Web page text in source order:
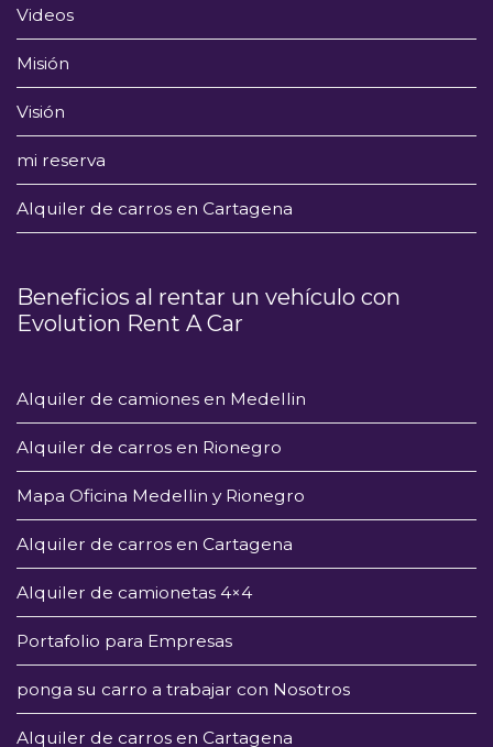
Videos
Misión
Visión
mi reserva
Alquiler de carros en Cartagena
Beneficios al rentar un vehículo con
Evolution Rent A Car
Alquiler de camiones en Medellin
Alquiler de carros en Rionegro
Mapa Oficina Medellin y Rionegro
Alquiler de carros en Cartagena
Alquiler de camionetas 4×4
Portafolio para Empresas
ponga su carro a trabajar con Nosotros
Alquiler de carros en Cartagena